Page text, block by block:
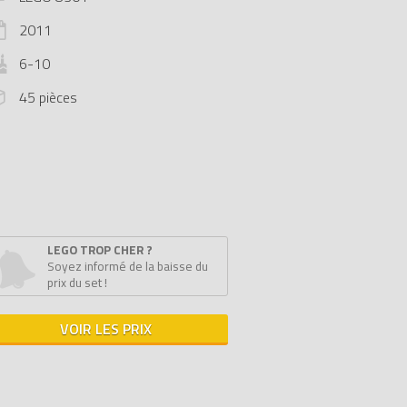
2011
6-10
45 pièces
LEGO TROP CHER ?
Soyez informé de la baisse du
prix du set !
VOIR LES PRIX